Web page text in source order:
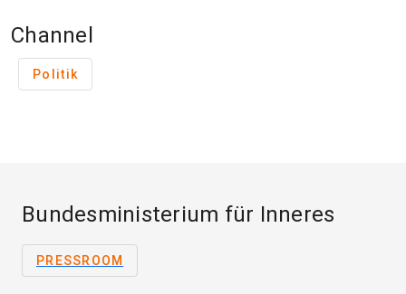
Channel
Politik
Bundesministerium für Inneres
PRESSROOM